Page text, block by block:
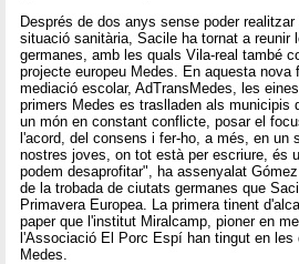
Després de dos anys sense poder
situació sanitària, Sacile ha tornat a reunir
germanes, amb les quals Vila-real també
projecte europeu Medes. En aquesta nova
mediació escolar, AdTransMedes, les
primers Medes es traslladen als municipis
un món en constant conflicte, posar el
l'acord, del consens i fer-ho, a més, en un
nostres joves, on tot està per escriure, és
podem desaprofitar", ha assenyalat
de la trobada de ciutats germanes que
Primavera Europea. La primera tinent
paper que l'institut Miralcamp, pioner en
l'Associació El Porc Espí han tingut en
Medes.